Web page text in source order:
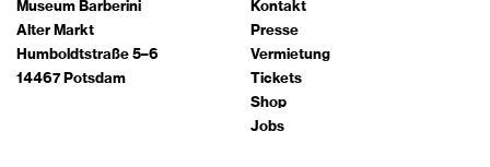
Museum Barberini
Alter Markt
Humboldtstraße 5–6
14467 Potsdam
Kontakt
Presse
Vermietung
Tickets
Shop
Jobs